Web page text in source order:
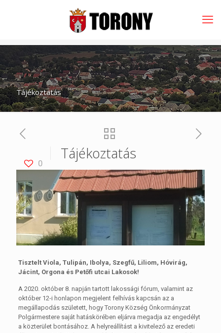
Tájékoztatás
0
Tájékoztatás
Tisztelt Viola, Tulipán, Ibolya, Szegfű, Liliom, Hóvirág,
Jácint, Orgona és Petőfi utcai Lakosok!
A 2020. október 8. napján tartott lakossági fórum, valamint az
október 12-i honlapon megjelent felhívás kapcsán az a
megállapodás született, hogy Torony Község Önkormányzat
Polgármestere saját hatáskörében eljárva megadja az engedélyt
a közterület bontásához. A helyreállítást a kivitelező az eredeti